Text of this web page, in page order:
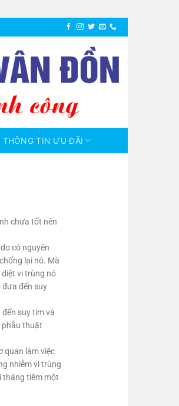
THÔNG TIN ƯU ĐÃI
chưa tốt nên
có nguyên
lại nó. Mà
vi trùng nó
đến suy
suy tim và
phẫu thuật
quan làm việc
nhiễm vi trùng
tháng tiêm một